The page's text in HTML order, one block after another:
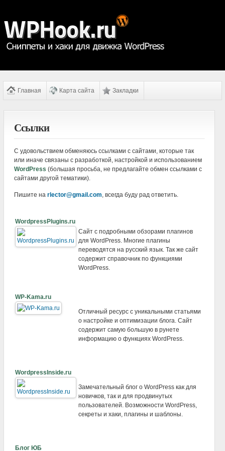
Главная Карта сайта Закладки
Ссылки
С удовольствием обменяюсь ссылками с сайтами, которые так
или иначе связаны с разработкой, настройкой и использованием
WordPress (большая просьба, не предлагайте обмен ссылками с
сайтами другой тематики).
Пишите на rlector@gmail.com, всегда буду рад ответить.
WordpressPlugins.ru
Сайт с подробными обзорами плагинов
для WordPress. Многие плагины
переводятся на русский язык. Так же сайт
содержит справочник по функциями
WordPress.
WP-Kama.ru
Отличный ресурс с уникальными статьями
о настройке и оптимизации блога. Сайт
содержит самую большую в рунете
информацию о функциях WordPress.
WordpressInside.ru
Замечательный блог о WordPress как для
новичков, так и для продвинутых
пользователей. Возможности WordPress,
секреты и хаки, плагины и шаблоны.
Блог ЮБ